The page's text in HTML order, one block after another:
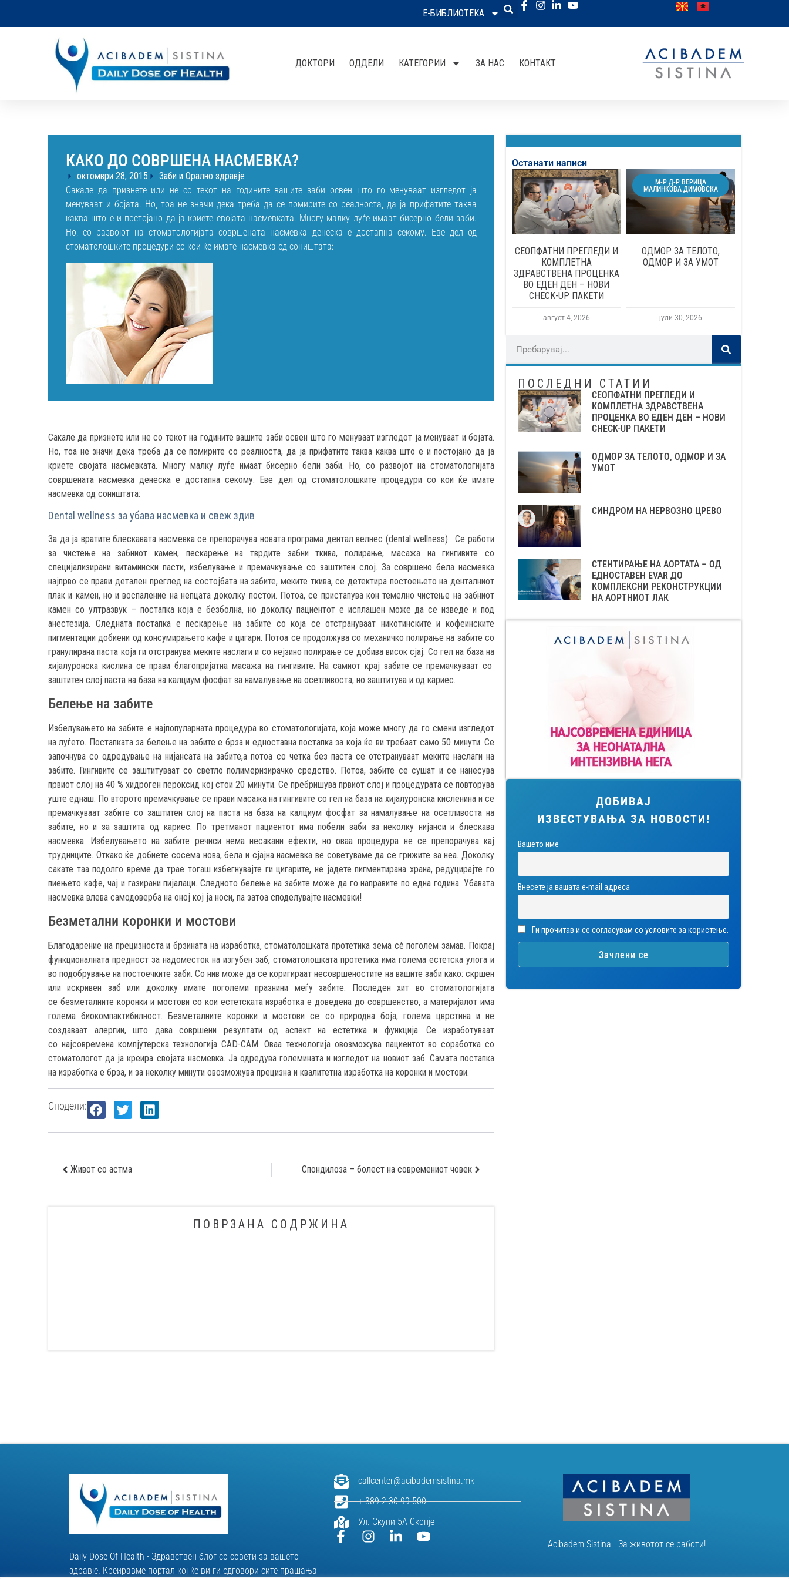
Е-БИБЛИОТЕКА
ДОКТОРИ ОДДЕЛИ КАТЕГОРИИ ЗА НАС КОНТАКТ
КАКО ДО СОВРШЕНА НАСМЕВКА?
октомври 28, 2015
Заби и Орално здравје
Сакале да признете или не со текот на годините вашите заби освен што го менуваат изгледот ја
менуваат и бојата. Но, тоа не значи дека треба да се помирите со реалноста, да ја прифатите таква
каква што е и постојано да ја криете својата насмевката. Многу малку луѓе имаат бисерно бели заби.
Но, со развојот на стоматологијата совршената насмевка денеска е достапна секому. Еве дел од
стоматолошките процедури со кои ќе имате насмевка од соништата:
Сакале да признете или не со текот на годините вашите заби освен што го менуваат изгледот ја менуваат и бојата.
Но, тоа не значи дека треба да се помирите со реалноста, да ја прифатите таква каква што е и постојано да ја
криете својата насмевката. Многу малку луѓе имаат бисерно бели заби. Но, со развојот на стоматологијата
совршената насмевка денеска е достапна секому. Еве дел од стоматолошките процедури со кои ќе имате
насмевка од соништата:
Dental wellness за убава насмевка и свеж здив
За да ја вратите блескавата насмевка се препорачува новата програма дентал велнес (dental wellness). Се работи
за чистење на забниот камен, пескарење на тврдите забни ткива, полирање, масажа на гингивите со
специјализирани витамински пасти, избелување и премачкување со заштитен слој. За совршено бела насмевка
најпрво се прави детален преглед на состојбата на забите, меките ткива, се детектира постоењето на денталниот
плак и камен, но и воспаление на непцата доколку постои. Потоа, се пристапува кон темелно чистење на забниот
камен со ултразвук – постапка која е безболна, но доколку пациентот е исплашен може да се изведе и под
анестезија. Следната постапка е пескарење на забите со која се отстрануваат никотинските и кофеинските
пигментации добиени од консумирањето кафе и цигари. Потоа се продолжува со механичко полирање на забите со
гранулирана паста која ги отстранува меките наслаги и со нејзино полирање се добива висок сјај. Со гел на база на
хијалуронска кислина се прави благопријатна масажа на гингивите. На самиот крај забите се премачкуваат со
заштитен слој паста на база на калциум фосфат за намалување на осетливоста, но заштитува и од кариес.
Белење на забите
Избелувањето на забите е најпопуларната процедура во стоматологијата, која може многу да го смени изгледот
на луѓето. Постапката за белење на забите е брза и едноставна постапка за која ќе ви требаат само 50 минути. Се
започнува со одредување на нијансата на забите,а потоа со четка без паста се отстрануваат меките наслаги на
забите. Гингивите се заштитуваат со светло полимеризирачко средство. Потоа, забите се сушат и се нанесува
првиот слој на 40 % хидроген пероксид кој стои 20 минути. Се пребришува првиот слој и процедурата се повторува
уште еднаш. По второто премачкување се прави масажа на гингивите со гел на база на хијалуронска кисленина и се
премачкуваат забите со заштитен слој на паста на база на калциум фосфат за намалување на осетливоста на
забите, но и за заштита од кариес. По третманот пациентот има побели заби за неколку нијанси и блескава
насмевка. Избелувањето на забите речиси нема несакани ефекти, но оваа процедура не се препорачува кај
трудниците. Откако ќе добиете сосема нова, бела и сјајна насмевка ве советуваме да се грижите за неа. Доколку
сакате таа подолго време да трае тогаш избегнувајте ги цигарите, не јадете пигментирана храна, редуцирајте го
пиењето кафе, чај и газирани пијалаци. Следното белење на забите може да го направите по една година. Убавата
насмевка влева самодоверба на оној кој ја носи, па затоа споделувајте насмевки!
Безметални коронки и мостови
Благодарение на прецизноста и брзината на изработка, стоматолошката протетика зема сè поголем замав. Покрај
функционалната предност за надоместок на изгубен заб, стоматолошката протетика има голема естетска улога и
во подобрување на постоечките заби. Со нив може да се коригираат несовршеностите на вашите заби како: скршен
или искривен заб или доколку имате поголеми празнини меѓу забите. Последен хит во стоматологијата
се безметалните коронки и мостови со кои естетската изработка е доведена до совршенство, а материјалот има
голема биокомпактибилност. Безметалните коронки и мостови се со природна боја, голема цврстина и не
создаваат алергии, што дава совршени резултати од аспект на естетика и функција. Се изработуваат
со најсовремена компјутерска технологија CAD-CAM. Оваа технологија овозможува пациентот во соработка со
стоматологот да ја креира својата насмевка. Ја одредува големината и изгледот на новиот заб. Самата постапка
на изработка е брза, и за неколку минути овозможува прецизна и квалитетна изработка на коронки и мостови.
Сподели:
Живот со астма Спондилоза – болест на современиот човек
ПОВРЗАНА СОДРЖИНА
Останати написи
СЕОПФАТНИ ПРЕГЛЕДИ И
КОМПЛЕТНА
ЗДРАВСТВЕНА ПРОЦЕНКА
ВО ЕДЕН ДЕН – НОВИ
CHECK-UP ПАКЕТИ
август 4, 2026
М-Р Д-Р ВЕРИЦА
МАЛИНКОВА ДИМОВСКА
ОДМОР ЗА ТЕЛОТО,
ОДМОР И ЗА УМОТ
јули 30, 2026
ПОСЛЕДНИ СТАТИИ
СЕОПФАТНИ ПРЕГЛЕДИ И
КОМПЛЕТНА ЗДРАВСТВЕНА
ПРОЦЕНКА ВО ЕДЕН ДЕН – НОВИ
CHECK-UP ПАКЕТИ
ОДМОР ЗА ТЕЛОТО, ОДМОР И ЗА
УМОТ
СИНДРОМ НА НЕРВОЗНО ЦРЕВО
СТЕНТИРАЊЕ НА АОРТАТА – ОД
ЕДНОСТАВЕН EVAR ДО
КОМПЛЕКСНИ РЕКОНСТРУКЦИИ
НА АОРТНИОТ ЛАК
ДОБИВАЈ
ИЗВЕСТУВАЊА ЗА НОВОСТИ!
Вашето име
Внесете ја вашата е-mail адреса
Ги прочитав и се согласувам со условите за користење.
Daily Dose Of Health - Здравствен блог со совети за вашeто
здравје. Креиравме портал кој ќе ви ги одговори сите прашања
callcenter@acibademsistina.mk
+ 389 2 30 99 500
Ул. Скупи 5А Скопје
Acibadem Sistina - За животот се работи!